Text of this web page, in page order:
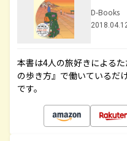
D-Books
本書は4人の旅好きによる
の歩き方』で働いているだ
です。